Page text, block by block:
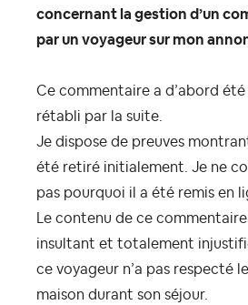
concernant la gestion d’un
par un voyageur sur mon
Ce commentaire a d’abord
rétabli par la suite.
Je dispose de preuves
été retiré initialement. Je ne
pas pourquoi il a été remis en
Le contenu de ce
insultant et totalement
ce voyageur n’a pas respecté
maison durant son séjour.